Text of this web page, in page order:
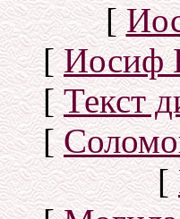
[
[Иосиф
[Текст
[
[